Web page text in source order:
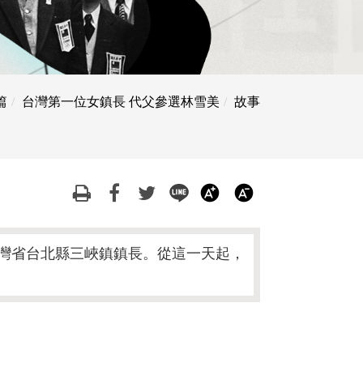
台灣第一位女鎮長 代父參選林雪美 故事
省台北縣三峽鎮鎮長。從這一天起，